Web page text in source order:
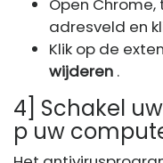
Open Chrome,
adresveld en
Klik op de
wijderen .
4] Schakel
p uw